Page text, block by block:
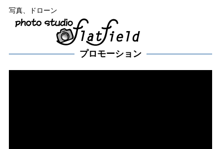
写真、ドローン
プロモーション